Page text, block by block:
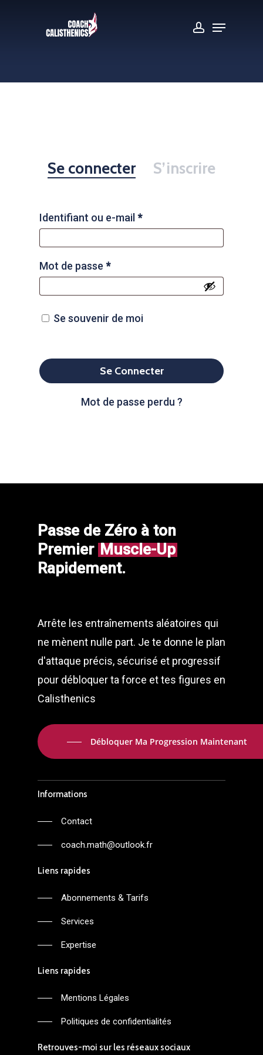
account
Menu
Se connecter S’inscrire
Identifiant ou e-mail *
Mot de passe *
Se souvenir de moi
Se Connecter
Mot de passe perdu ?
Passe de Zéro à ton
Premier Muscle-Up
Rapidement.
Arrête les entraînements aléatoires qui
ne mènent nulle part. Je te donne le plan
d'attaque précis, sécurisé et progressif
pour débloquer ta force et tes figures en
Calisthenics
Débloquer Ma Progression Maintenant
Informations
Contact
coach.math@outlook.fr
Liens rapides
Abonnements & Tarifs
Services
Expertise
Liens rapides
Mentions Légales
Politiques de confidentialités
Retrouves-moi sur les réseaux sociaux